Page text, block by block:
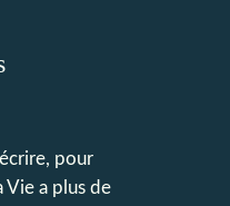
pour
Vie a plus de